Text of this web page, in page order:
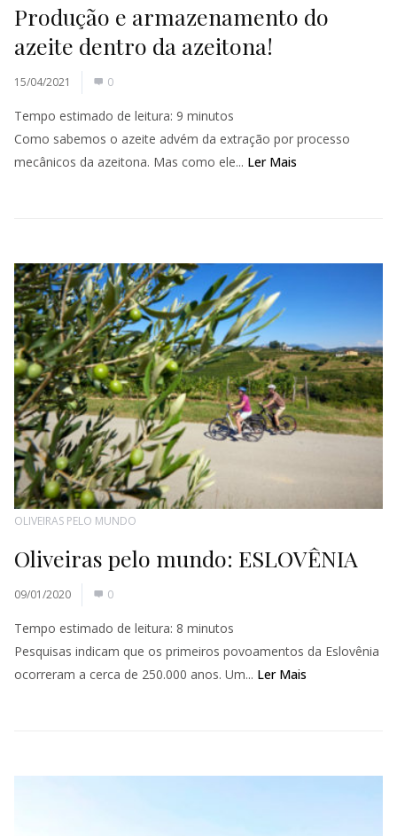
Produção e armazenamento do
azeite dentro da azeitona!
15/04/2021 0
Tempo estimado de leitura: 9 minutos
Como sabemos o azeite advém da extração por processo
mecânicos da azeitona. Mas como ele... Ler Mais
OLIVEIRAS PELO MUNDO
Oliveiras pelo mundo: ESLOVÊNIA
09/01/2020 0
Tempo estimado de leitura: 8 minutos
Pesquisas indicam que os primeiros povoamentos da Eslovênia
ocorreram a cerca de 250.000 anos. Um... Ler Mais